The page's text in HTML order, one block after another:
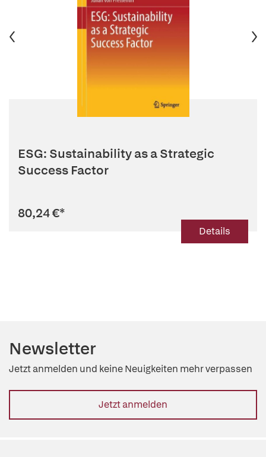
ESG: Sustainability as a Strategic
Success Factor
80,24 €*
Details
Newsletter
Jetzt anmelden und keine Neuigkeiten mehr verpassen
Jetzt anmelden